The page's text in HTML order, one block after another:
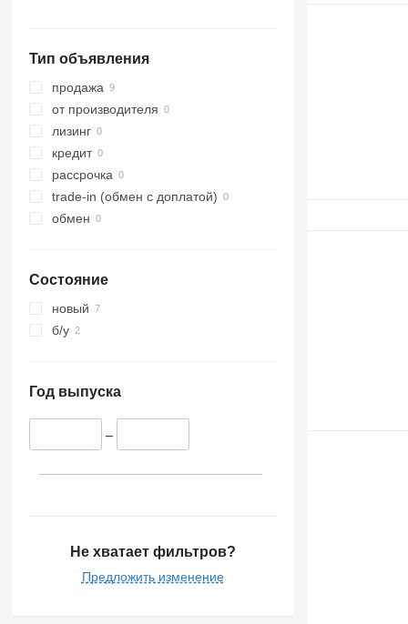
Тип объявления
продажа
от производителя
лизинг
кредит
рассрочка
trade-in (обмен с доплатой)
обмен
Состояние
новый
б/у
Год выпуска
–
Не хватает фильтров?
Предложить изменение